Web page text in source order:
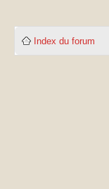
Index du forum